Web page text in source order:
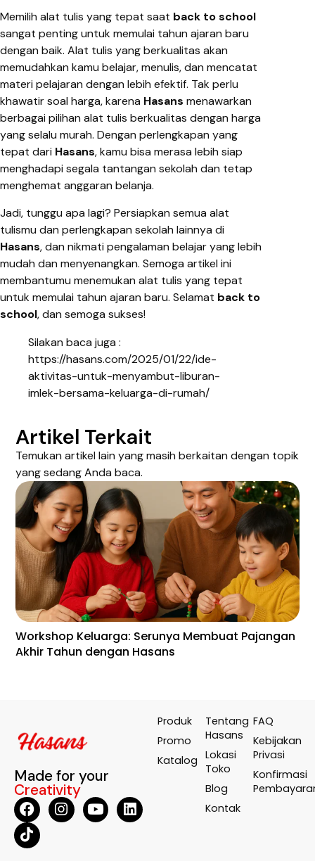
Memilih alat tulis yang tepat saat back to school
sangat penting untuk memulai tahun ajaran baru
dengan baik. Alat tulis yang berkualitas akan
memudahkan kamu belajar, menulis, dan mencatat
materi pelajaran dengan lebih efektif. Tak perlu
khawatir soal harga, karena Hasans menawarkan
berbagai pilihan alat tulis berkualitas dengan harga
yang selalu murah. Dengan perlengkapan yang
tepat dari Hasans, kamu bisa merasa lebih siap
menghadapi segala tantangan sekolah dan tetap
menghemat anggaran belanja.
Jadi, tunggu apa lagi? Persiapkan semua alat
tulismu dan perlengkapan sekolah lainnya di
Hasans, dan nikmati pengalaman belajar yang lebih
mudah dan menyenangkan. Semoga artikel ini
membantumu menemukan alat tulis yang tepat
untuk memulai tahun ajaran baru. Selamat back to
school, dan semoga sukses!
Silakan baca juga :
https://hasans.com/2025/01/22/ide-
aktivitas-untuk-menyambut-liburan-
imlek-bersama-keluarga-di-rumah/
Artikel Terkait
Temukan artikel lain yang masih berkaitan dengan topik
yang sedang Anda baca.
Workshop Keluarga: Serunya Membuat Pajangan
Akhir Tahun dengan Hasans
Made for your
Creativity
Produk
Promo
Katalog
Tentang
Hasans
Lokasi
Toko
Blog
Kontak
FAQ
Kebijakan
Privasi
Konfirmasi